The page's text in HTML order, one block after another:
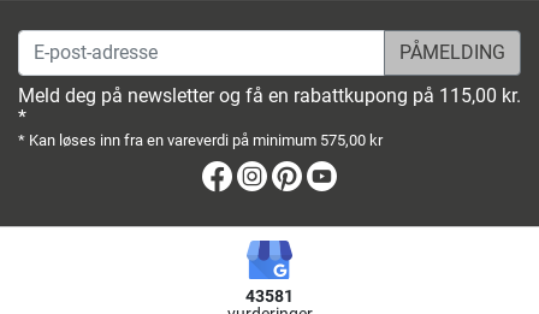
E-post-adresse
Meld deg på newsletter og få en rabattkupong på 115,00 kr.
*
* Kan løses inn fra en vareverdi på minimum 575,00 kr
Facebook
Instagram
Pinterest
43581